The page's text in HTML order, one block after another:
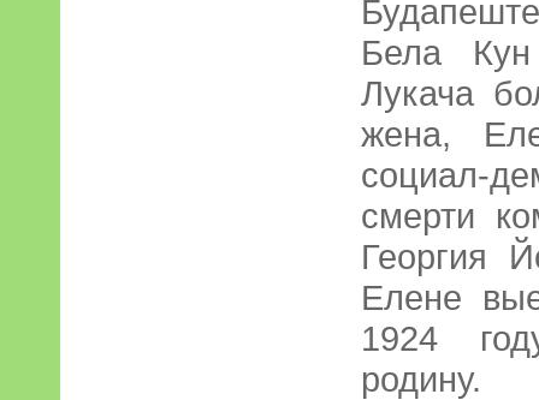
Бела
Лукача
жена,
социал-
смерти
Георгия
Елене
1924
родину.